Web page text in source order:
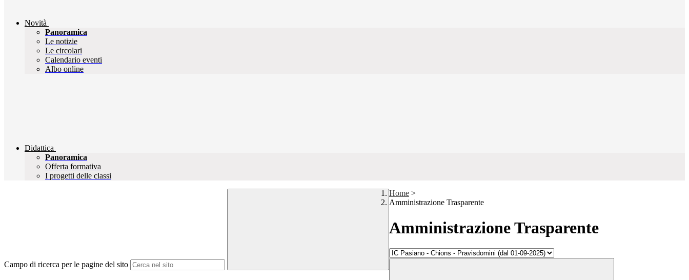
Novità
Panoramica
Le notizie
Le circolari
Calendario eventi
Albo online
Didattica
Panoramica
Offerta formativa
I progetti delle classi
Campo di ricerca per le pagine del sito
Home >
Amministrazione Trasparente
Amministrazione Trasparente